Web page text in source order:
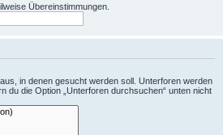
Übereinstimmungen.
in denen gesucht werden soll. Unterforen werden
du die Option „Unterforen durchsuchen“ unten nicht